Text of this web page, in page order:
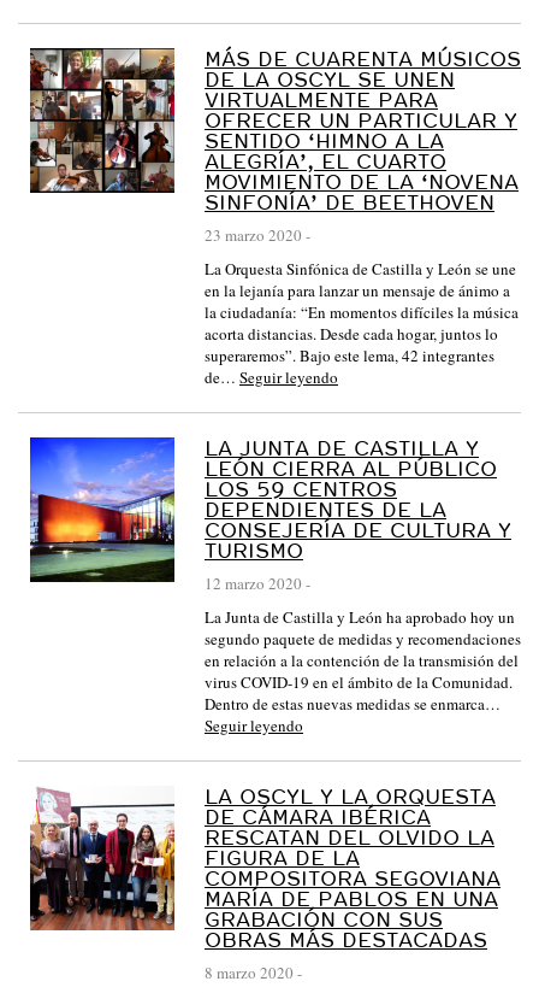
MÁS DE CUARENTA MÚSICOS
DE LA OSCYL SE UNEN
VIRTUALMENTE PARA
OFRECER UN PARTICULAR Y
SENTIDO ‘HIMNO A LA
ALEGRÍA’, EL CUARTO
MOVIMIENTO DE LA ‘NOVENA
SINFONÍA’ DE BEETHOVEN
23 marzo 2020 -
La Orquesta Sinfónica de Castilla y León se une
en la lejanía para lanzar un mensaje de ánimo a
la ciudadanía: “En momentos difíciles la música
acorta distancias. Desde cada hogar, juntos lo
superaremos”. Bajo este lema, 42 integrantes
de… Seguir leyendo
LA JUNTA DE CASTILLA Y
LEÓN CIERRA AL PÚBLICO
LOS 59 CENTROS
DEPENDIENTES DE LA
CONSEJERÍA DE CULTURA Y
TURISMO
12 marzo 2020 -
La Junta de Castilla y León ha aprobado hoy un
segundo paquete de medidas y recomendaciones
en relación a la contención de la transmisión del
virus COVID-19 en el ámbito de la Comunidad.
Dentro de estas nuevas medidas se enmarca…
Seguir leyendo
LA OSCYL Y LA ORQUESTA
DE CÁMARA IBÉRICA
RESCATAN DEL OLVIDO LA
FIGURA DE LA
COMPOSITORA SEGOVIANA
MARÍA DE PABLOS EN UNA
GRABACIÓN CON SUS
OBRAS MÁS DESTACADAS
8 marzo 2020 -